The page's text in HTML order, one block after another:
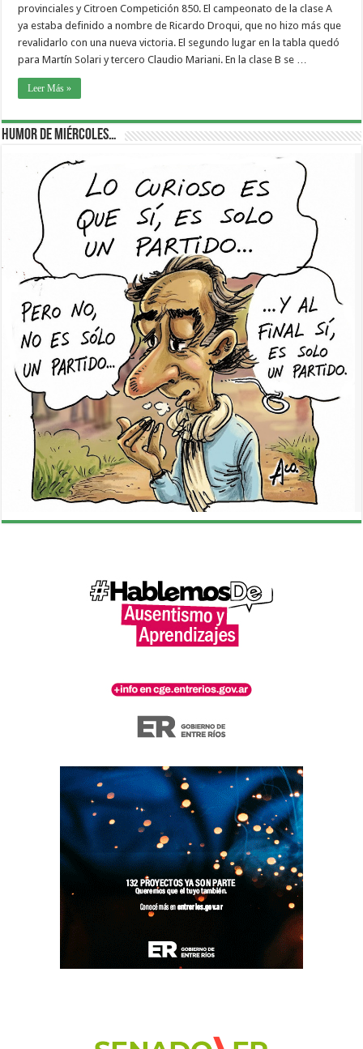
provinciales y Citroen Competición 850. El campeonato de la clase A
ya estaba definido a nombre de Ricardo Droqui, que no hizo más que
revalidarlo con una nueva victoria. El segundo lugar en la tabla quedó
para Martín Solari y tercero Claudio Mariani. En la clase B se …
Leer Más »
Humor de Miércoles…